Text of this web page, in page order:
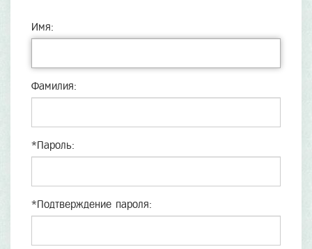
Имя:
Фамилия:
*Пароль:
*Подтверждение пароля: